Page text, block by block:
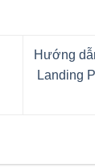
Hướng
Landing